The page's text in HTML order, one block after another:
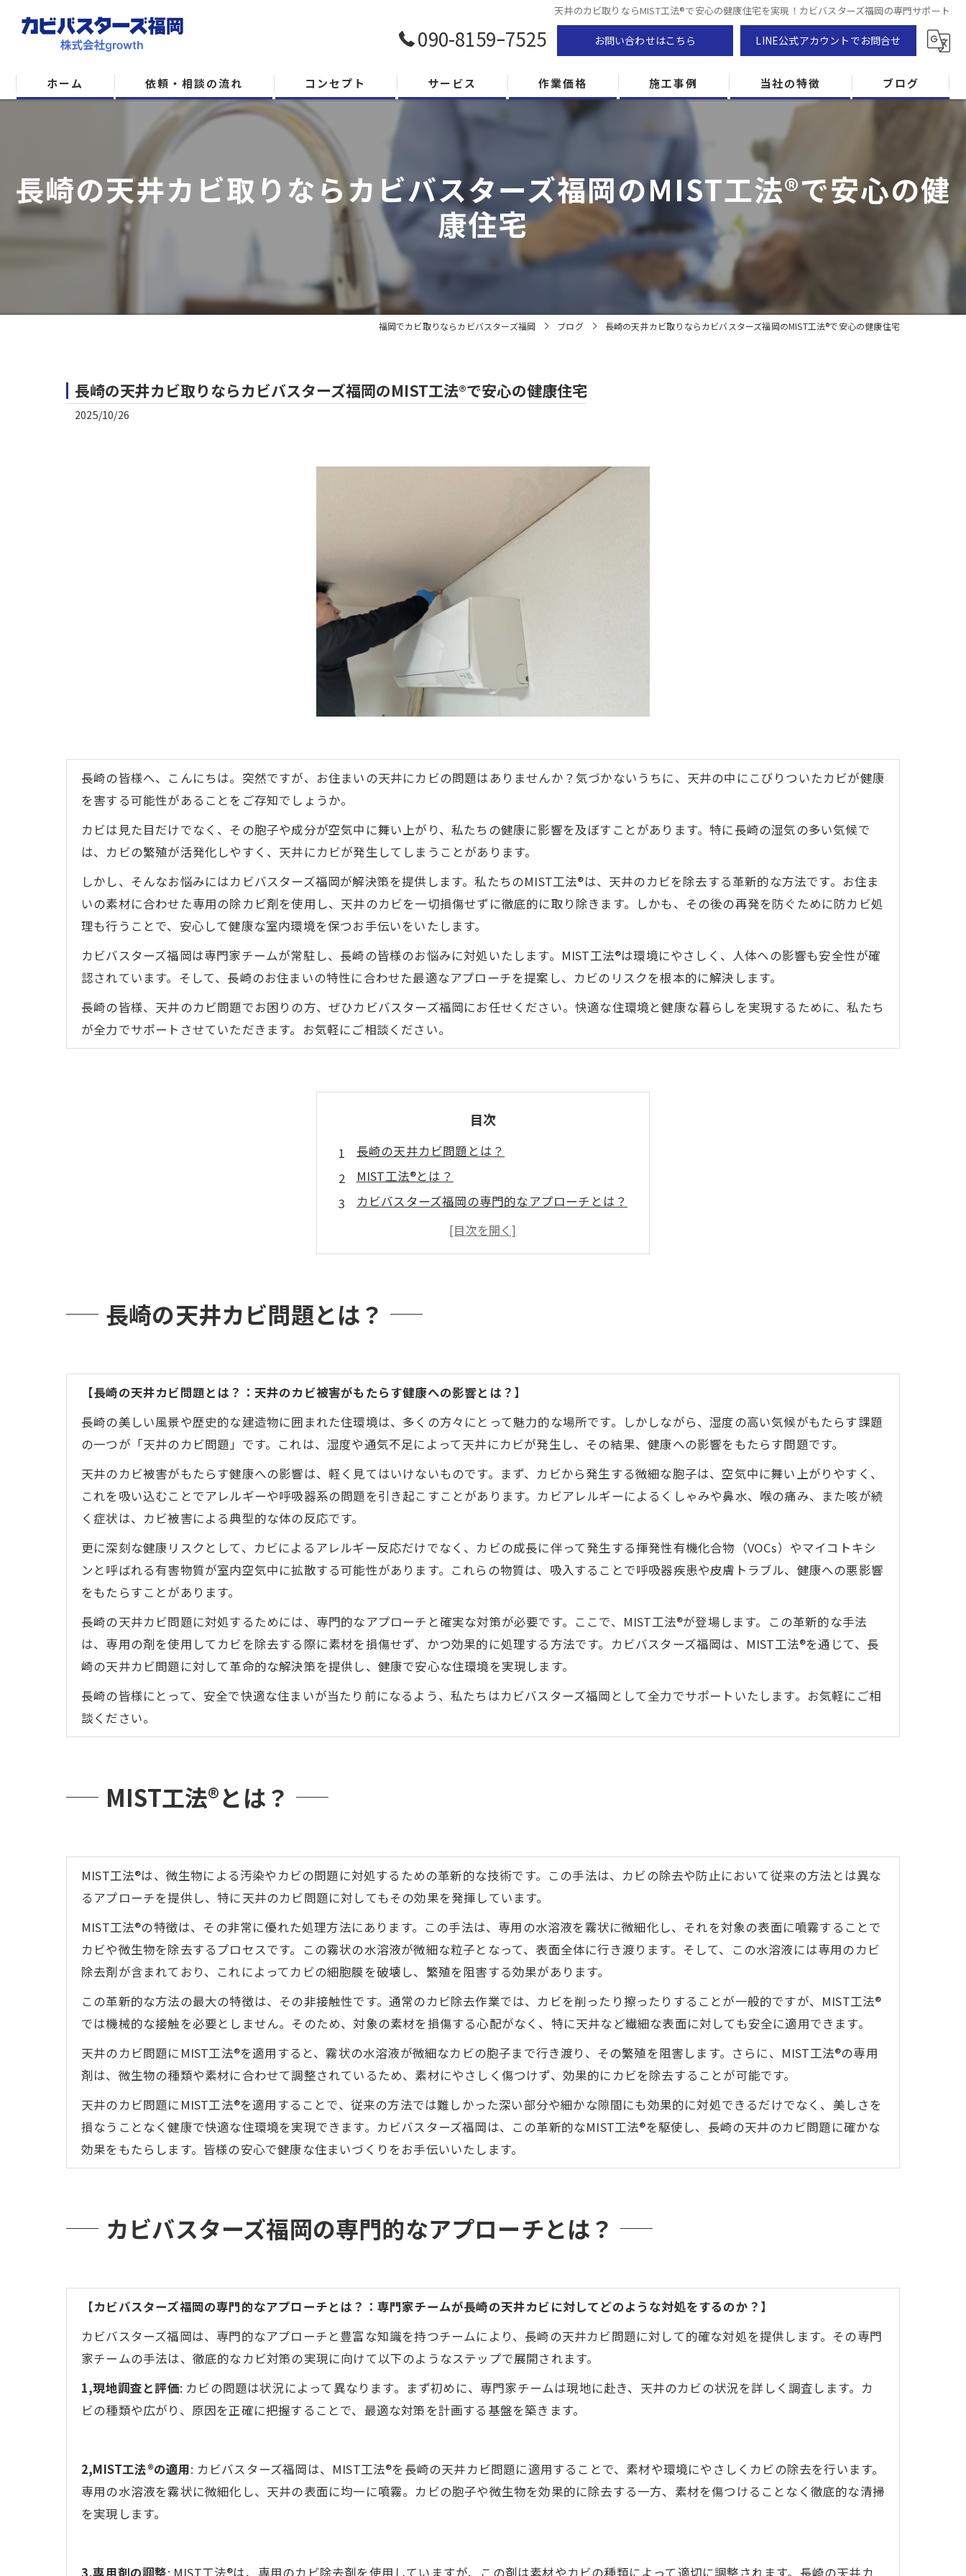
天井のカビ取りならMIST工法®で安心の健康住宅を実現！カビバスターズ福岡の専門サポート
090-8159ｰ7525 お問い合わせはこちら LINE公式アカウントでお問合せ
ホーム 依頼・相談の流れ コンセプト サービス 作業価格 施工事例 当社の特徴
防カビ
カビ専門
ZEH住宅
カビ検査
ブログ
長崎の天井カビ取りならカビバスターズ福岡のMIST工法®で安心の健
康住宅
福岡でカビ取りならカビバスターズ福岡 ブログ 長崎の天井カビ取りならカビバスターズ福岡のMIST工法®で安心の健康住宅
長崎の天井カビ取りならカビバスターズ福岡のMIST工法®で安心の健康住宅
2025/10/26
長崎の皆様へ、こんにちは。突然ですが、お住まいの天井にカビの問題はありませんか？気づかないうちに、天井の中にこびりついたカビが健康
を害する可能性があることをご存知でしょうか。
カビは見た目だけでなく、その胞子や成分が空気中に舞い上がり、私たちの健康に影響を及ぼすことがあります。特に長崎の湿気の多い気候で
は、カビの繁殖が活発化しやすく、天井にカビが発生してしまうことがあります。
しかし、そんなお悩みにはカビバスターズ福岡が解決策を提供します。私たちのMIST工法®は、天井のカビを除去する革新的な方法です。お住ま
いの素材に合わせた専用の除カビ剤を使用し、天井のカビを一切損傷せずに徹底的に取り除きます。しかも、その後の再発を防ぐために防カビ処
理も行うことで、安心して健康な室内環境を保つお手伝いをいたします。
カビバスターズ福岡は専門家チームが常駐し、長崎の皆様のお悩みに対処いたします。MIST工法®は環境にやさしく、人体への影響も安全性が確
認されています。そして、長崎のお住まいの特性に合わせた最適なアプローチを提案し、カビのリスクを根本的に解決します。
長崎の皆様、天井のカビ問題でお困りの方、ぜひカビバスターズ福岡にお任せください。快適な住環境と健康な暮らしを実現するために、私たち
が全力でサポートさせていただきます。お気軽にご相談ください。
目次
長崎の天井カビ問題とは？
MIST工法®とは？
カビバスターズ福岡の専門的なアプローチとは？
快適な住環境を手に入れる方法
安心して暮らせる健康住宅への一歩
長崎の天井カビ問題とは？
【長崎の天井カビ問題とは？：天井のカビ被害がもたらす健康への影響とは？】
長崎の美しい風景や歴史的な建造物に囲まれた住環境は、多くの方々にとって魅力的な場所です。しかしながら、湿度の高い気候がもたらす課題
の一つが「天井のカビ問題」です。これは、湿度や通気不足によって天井にカビが発生し、その結果、健康への影響をもたらす問題です。
天井のカビ被害がもたらす健康への影響は、軽く見てはいけないものです。まず、カビから発生する微細な胞子は、空気中に舞い上がりやすく、
これを吸い込むことでアレルギーや呼吸器系の問題を引き起こすことがあります。カビアレルギーによるくしゃみや鼻水、喉の痛み、また咳が続
く症状は、カビ被害による典型的な体の反応です。
更に深刻な健康リスクとして、カビによるアレルギー反応だけでなく、カビの成長に伴って発生する揮発性有機化合物（VOCs）やマイコトキシ
ンと呼ばれる有害物質が室内空気中に拡散する可能性があります。これらの物質は、吸入することで呼吸器疾患や皮膚トラブル、健康への悪影響
をもたらすことがあります。
長崎の天井カビ問題に対処するためには、専門的なアプローチと確実な対策が必要です。ここで、MIST工法®が登場します。この革新的な手法
は、専用の剤を使用してカビを除去する際に素材を損傷せず、かつ効果的に処理する方法です。カビバスターズ福岡は、MIST工法®を通じて、長
崎の天井カビ問題に対して革命的な解決策を提供し、健康で安心な住環境を実現します。
長崎の皆様にとって、安全で快適な住まいが当たり前になるよう、私たちはカビバスターズ福岡として全力でサポートいたします。お気軽にご相
談ください。
MIST工法®とは？
MIST工法®は、微生物による汚染やカビの問題に対処するための革新的な技術です。この手法は、カビの除去や防止において従来の方法とは異な
るアプローチを提供し、特に天井のカビ問題に対してもその効果を発揮しています。
MIST工法®の特徴は、その非常に優れた処理方法にあります。この手法は、専用の水溶液を霧状に微細化し、それを対象の表面に噴霧することで
カビや微生物を除去するプロセスです。この霧状の水溶液が微細な粒子となって、表面全体に行き渡ります。そして、この水溶液には専用のカビ
除去剤が含まれており、これによってカビの細胞膜を破壊し、繁殖を阻害する効果があります。
この革新的な方法の最大の特徴は、その非接触性です。通常のカビ除去作業では、カビを削ったり擦ったりすることが一般的ですが、MIST工法®
では機械的な接触を必要としません。そのため、対象の素材を損傷する心配がなく、特に天井など繊細な表面に対しても安全に適用できます。
天井のカビ問題にMIST工法®を適用すると、霧状の水溶液が微細なカビの胞子まで行き渡り、その繁殖を阻害します。さらに、MIST工法®の専用
剤は、微生物の種類や素材に合わせて調整されているため、素材にやさしく傷つけず、効果的にカビを除去することが可能です。
天井のカビ問題にMIST工法®を適用することで、従来の方法では難しかった深い部分や細かな隙間にも効果的に対処できるだけでなく、美しさを
損なうことなく健康で快適な住環境を実現できます。カビバスターズ福岡は、この革新的なMIST工法®を駆使し、長崎の天井のカビ問題に確かな
効果をもたらします。皆様の安心で健康な住まいづくりをお手伝いいたします。
カビバスターズ福岡の専門的なアプローチとは？
【カビバスターズ福岡の専門的なアプローチとは？：専門家チームが長崎の天井カビに対してどのような対処をするのか？】
カビバスターズ福岡は、専門的なアプローチと豊富な知識を持つチームにより、長崎の天井カビ問題に対して的確な対処を提供します。その専門
家チームの手法は、徹底的なカビ対策の実現に向けて以下のようなステップで展開されます。
1,現地調査と評価: カビの問題は状況によって異なります。まず初めに、専門家チームは現地に赴き、天井のカビの状況を詳しく調査します。カ
ビの種類や広がり、原因を正確に把握することで、最適な対策を計画する基盤を築きます。
2,MIST工法®の適用: カビバスターズ福岡は、MIST工法®を長崎の天井カビ問題に適用することで、素材や環境にやさしくカビの除去を行います。
専用の水溶液を霧状に微細化し、天井の表面に均一に噴霧。カビの胞子や微生物を効果的に除去する一方、素材を傷つけることなく徹底的な清掃
を実現します。
3,専用剤の調整: MIST工法®は、専用のカビ除去剤を使用していますが、この剤は素材やカビの種類によって適切に調整されます。長崎の天井カ